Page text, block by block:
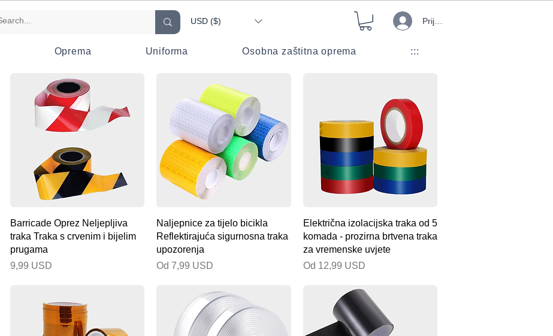
USD ($) Prijava
Oprema Uniforma Osobna zaštitna oprema :::
Brzi pregled
Barricade Oprez Neljepljiva
traka Traka s crvenim i bijelim
prugama
Cijena
9,99 USD
Brzi pregled
Naljepnice za tijelo bicikla
Reflektirajuća sigurnosna traka
upozorenja
Od 7,99 USD
Cijena s popustom
Brzi pregled
Električna izolacijska traka od 5
komada - prozirna brtvena traka
za vremenske uvjete
Od 12,99 USD
Cijena s popustom